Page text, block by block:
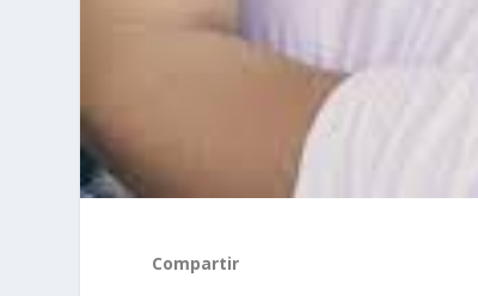
Compartir